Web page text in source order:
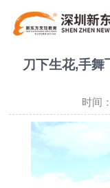
刀下生花,手舞
时间